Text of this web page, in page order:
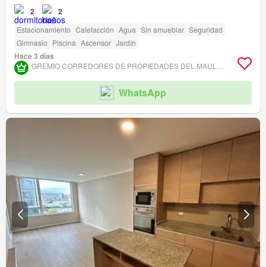
2 2
Estacionamiento Calefacción Agua Sin amueblar Seguridad
Gimnasio Piscina Ascensor Jardín
Hace 3 días
WhatsApp